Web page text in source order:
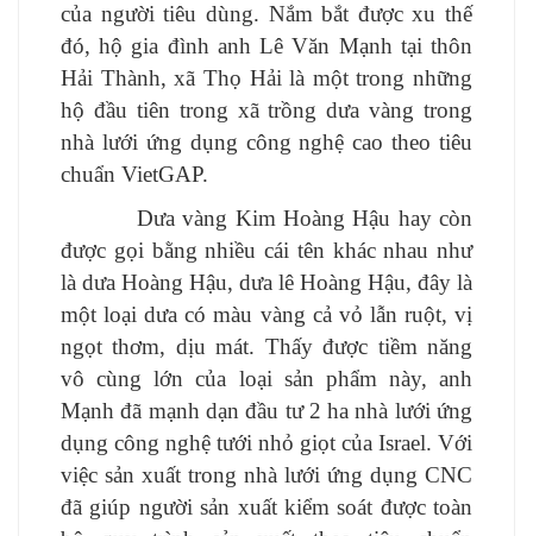
của người tiêu dùng. Nắm bắt được xu thế
đó, hộ gia đình anh Lê Văn Mạnh tại thôn
Hải Thành, xã Thọ Hải là một trong những
hộ đầu tiên trong xã trồng dưa vàng trong
nhà lưới ứng dụng công nghệ cao theo tiêu
chuẩn VietGAP.
Dưa vàng Kim Hoàng Hậu hay còn
được gọi bằng nhiều cái tên khác nhau như
là dưa Hoàng Hậu, dưa lê Hoàng Hậu, đây là
một loại dưa có màu vàng cả vỏ lẫn ruột, vị
ngọt thơm, dịu mát. Thấy được tiềm năng
vô cùng lớn của loại sản phẩm này, anh
Mạnh đã mạnh dạn đầu tư 2 ha nhà lưới ứng
dụng công nghệ tưới nhỏ giọt của Israel. Với
việc sản xuất trong nhà lưới ứng dụng CNC
đã giúp người sản xuất kiểm soát được toàn